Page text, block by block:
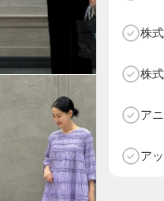
株
株
ア
ア